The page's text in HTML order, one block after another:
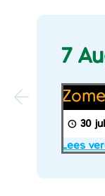
7
30
Lees